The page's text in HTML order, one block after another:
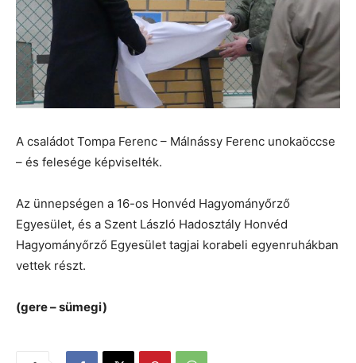
A családot Tompa Ferenc – Málnássy Ferenc unokaöccse
– és felesége képviselték.
Az ünnepségen a 16-os Honvéd Hagyományőrző
Egyesület, és a Szent László Hadosztály Honvéd
Hagyományőrző Egyesület tagjai korabeli egyenruhákban
vettek részt.
(gere – sümegi)